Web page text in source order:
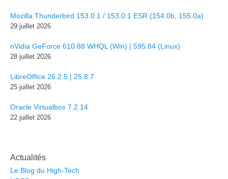
Mozilla Thunderbird 153.0.1 / 153.0.1 ESR (154.0b, 155.0a)
29 juillet 2026
nVidia GeForce 610.88 WHQL (Win) | 595.84 (Linux)
28 juillet 2026
LibreOffice 26.2.5 | 25.8.7
25 juillet 2026
Oracle Virtualbox 7.2.14
22 juillet 2026
Actualités
Le Blog du High-Tech